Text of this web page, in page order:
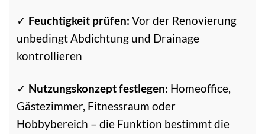
✓ Feuchtigkeit prüfen: Vor der Renovierung
unbedingt Abdichtung und Drainage
kontrollieren
✓ Nutzungskonzept festlegen: Homeoffice,
Gästezimmer, Fitnessraum oder
Hobbybereich – die Funktion bestimmt die